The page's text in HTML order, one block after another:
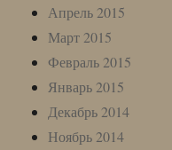
Апрель 2015
Март 2015
Февраль 2015
Январь 2015
Декабрь 2014
Ноябрь 2014